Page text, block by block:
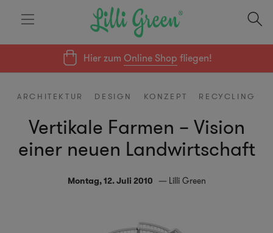
Hier zumOnline Shop fliegen!
ARCHITEKTUR DESIGN KONZEPT RECYCLING
Vertikale Farmen – Vision
einer neuen Landwirtschaft
Montag, 12. Juli 2010 Lilli Green